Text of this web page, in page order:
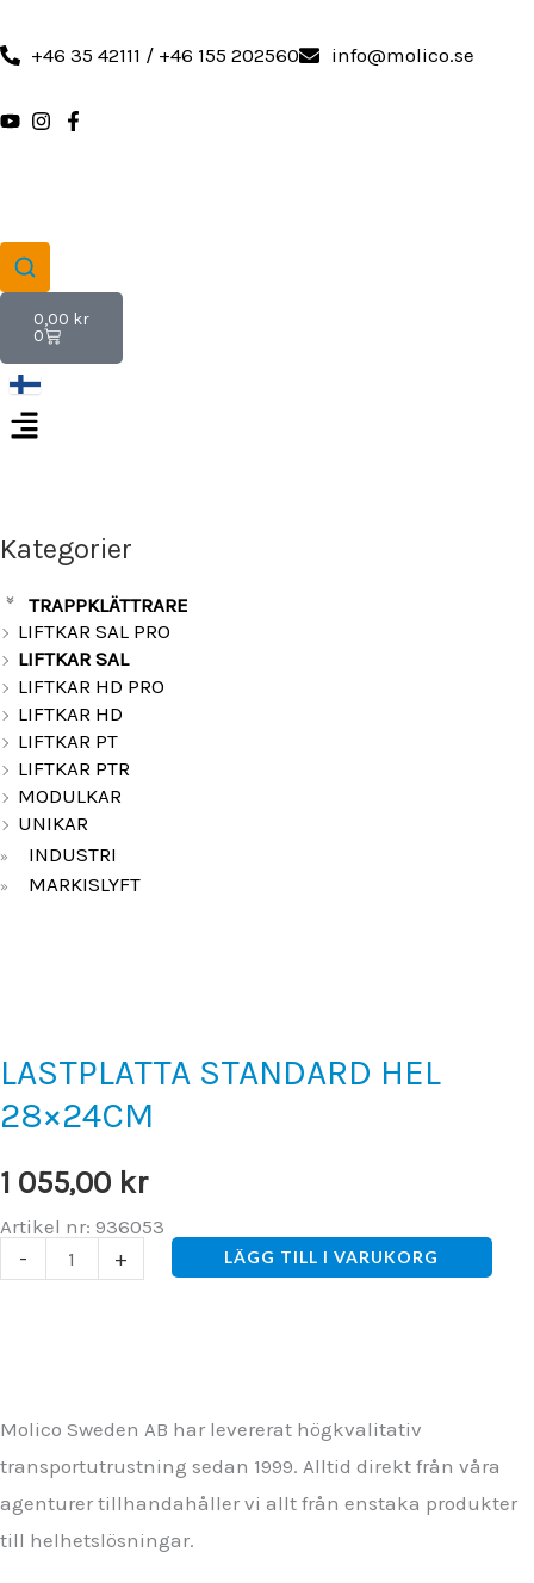
till +46 35 42111 / +46 155 202560 info@molico.se
0,00 kr
0
Varukorg
Kategorier
»
TRAPPKLÄTTRARE
LIFTKAR SAL PRO
LIFTKAR SAL
LIFTKAR HD PRO
LIFTKAR HD
LIFTKAR PT
LIFTKAR PTR
MODULKAR
UNIKAR
» INDUSTRI
» MARKISLYFT
LASTPLATTA STANDARD HEL
28×24CM
1 055,00 kr
Artikel nr: 936053
-
LASTPLATTA
+ LÄGG TILL I VARUKORG
Molico Sweden AB har levererat högkvalitativ
transportutrustning sedan 1999. Alltid direkt från våra
agenturer tillhandahåller vi allt från enstaka produkter
till helhetslösningar.